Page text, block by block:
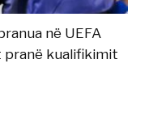
në UEFA
pranë kualifikimit